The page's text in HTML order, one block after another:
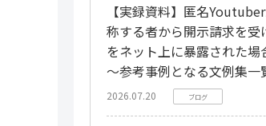
【実録資料】匿名
称する者から開示請求を受
をネット上に暴露された場
～参考事例となる文例集一
2026.07.20 ブログ